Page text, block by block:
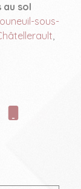
sol
sous-
,